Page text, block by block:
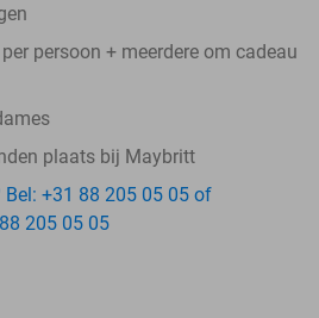
persoon + meerdere om cadeau
plaats bij Maybritt
Bel: +31 88 205 05 05 of
205 05 05